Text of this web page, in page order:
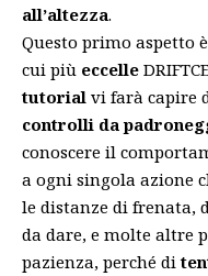
all’altezza.
Questo primo aspetto
cui più eccelle
tutorial vi farà capire
controlli da
conoscere il
a ogni singola azione
le distanze di frenata,
da dare, e molte altre
pazienza, perché di